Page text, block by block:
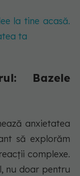
la tine acasă.
ta
Bazele
anxietatea
să explorăm
complexe.
nu doar pentru